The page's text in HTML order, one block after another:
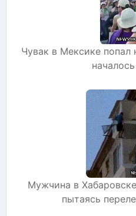
Чувак в Мексике попал
Мужчина в
пытаясь